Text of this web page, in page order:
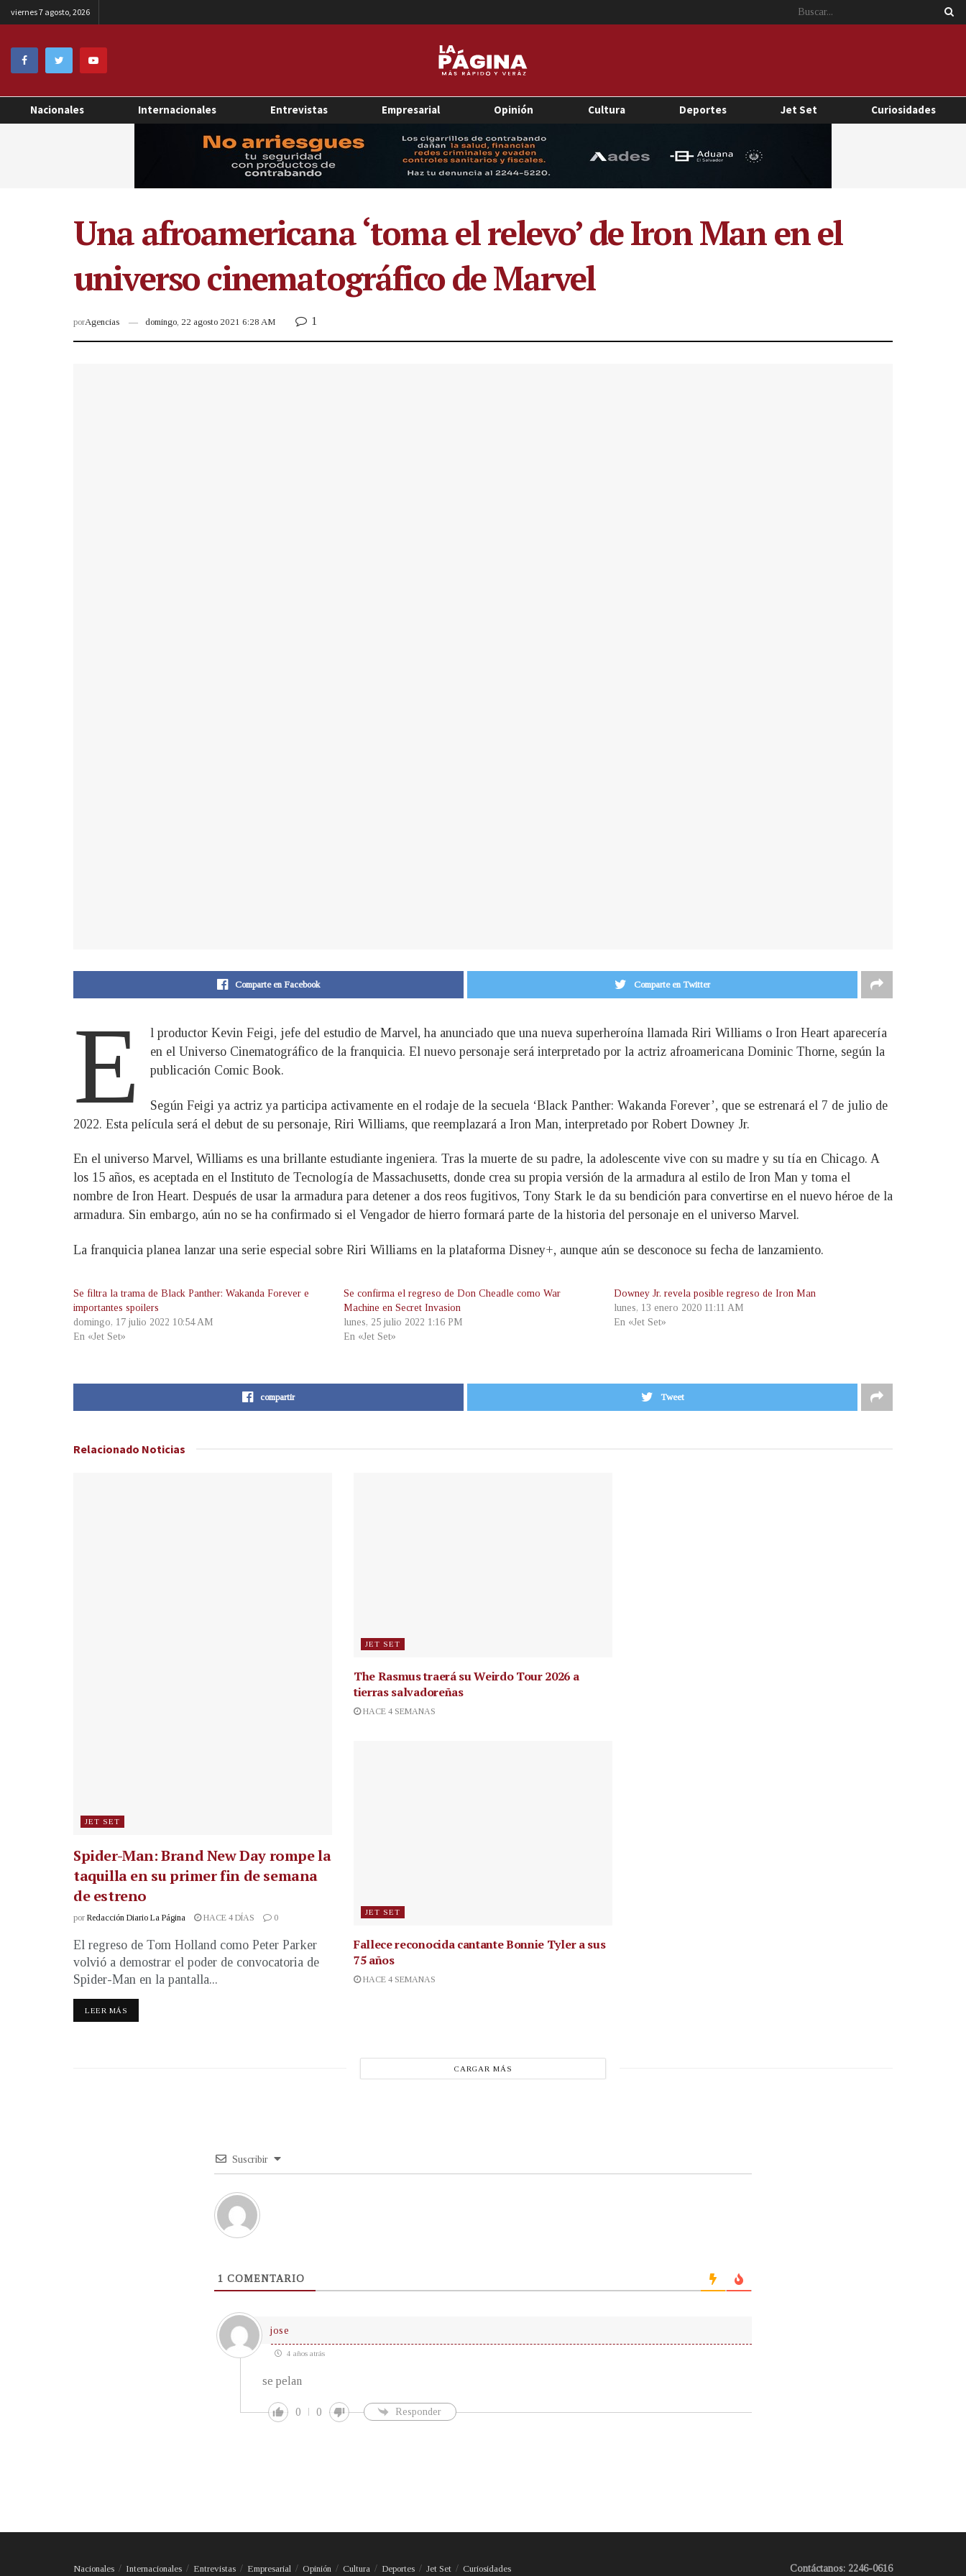
viernes 7 agosto, 2026
Nacionales Internacionales Entrevistas Empresarial Opinión Cultura Deportes Jet Set Curiosidades
Una afroamericana ‘toma el relevo’ de Iron Man en el
universo cinematográfico de Marvel
porAgencias domingo, 22 agosto 2021 6:28 AM 1
Comparte en Facebook Comparte en Twitter
E
l productor Kevin Feigi, jefe del estudio de Marvel, ha anunciado que una nueva superheroína llamada Riri Williams o Iron Heart aparecería
en el Universo Cinematográfico de la franquicia. El nuevo personaje será interpretado por la actriz afroamericana Dominic Thorne, según la
publicación Comic Book.
Según Feigi ya actriz ya participa activamente en el rodaje de la secuela ‘Black Panther: Wakanda Forever’, que se estrenará el 7 de julio de
2022. Esta película será el debut de su personaje, Riri Williams, que reemplazará a Iron Man, interpretado por Robert Downey Jr.
En el universo Marvel, Williams es una brillante estudiante ingeniera. Tras la muerte de su padre, la adolescente vive con su madre y su tía en Chicago. A
los 15 años, es aceptada en el Instituto de Tecnología de Massachusetts, donde crea su propia versión de la armadura al estilo de Iron Man y toma el
nombre de Iron Heart. Después de usar la armadura para detener a dos reos fugitivos, Tony Stark le da su bendición para convertirse en el nuevo héroe de la
armadura. Sin embargo, aún no se ha confirmado si el Vengador de hierro formará parte de la historia del personaje en el universo Marvel.
La franquicia planea lanzar una serie especial sobre Riri Williams en la plataforma Disney+, aunque aún se desconoce su fecha de lanzamiento.
Se filtra la trama de Black Panther: Wakanda Forever e
importantes spoilers
domingo, 17 julio 2022 10:54 AM
En «Jet Set»
Se confirma el regreso de Don Cheadle como War
Machine en Secret Invasion
lunes, 25 julio 2022 1:16 PM
En «Jet Set»
Downey Jr. revela posible regreso de Iron Man
lunes, 13 enero 2020 11:11 AM
En «Jet Set»
compartir Tweet
Relacionado Noticias
JET SET
Spider-Man: Brand New Day rompe la
taquilla en su primer fin de semana
de estreno
por Redacción Diario La Página HACE 4 DÍAS 0
El regreso de Tom Holland como Peter Parker
volvió a demostrar el poder de convocatoria de
Spider-Man en la pantalla...
LEER MÁS
JET SET
The Rasmus traerá su Weirdo Tour 2026 a
tierras salvadoreñas
HACE 4 SEMANAS
JET SET
Fallece reconocida cantanteBonnie Tyler a sus
75 años
HACE 4 SEMANAS
CARGAR MÁS
Suscribir
1 COMENTARIO
jose
4 años atrás
se pelan
0 0 Responder
Nacionales Internacionales Entrevistas Empresarial Opinión Cultura Deportes Jet Set Curiosidades Contáctanos: 2246-0616